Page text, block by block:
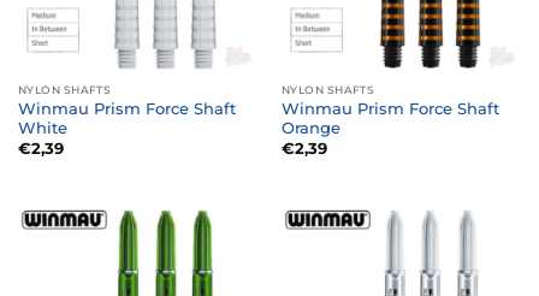
NYLON SHAFTS
Winmau Prism Force Shaft
White
€2,39
NYLON SHAFTS
Winmau Prism Force Shaft
Orange
€2,39